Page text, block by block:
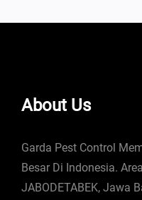
About Us
Garda Pest Control
Besar Di Indonesia.
JABODETABEK, Jawa